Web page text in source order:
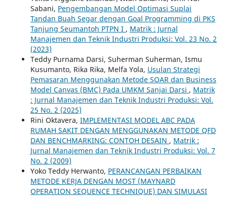
Sabani, Pengembangan Model Optimasi Suplai
Tandan Buah Segar dengan Goal Programming di PKS
Tanjung Seumantoh PTPN I , Matrik : Jurnal
Manajemen dan Teknik Industri Produksi: Vol. 23 No. 2
(2023)
Teddy Purnama Darsi, Suherman Suherman, Ismu
Kusumanto, Rika Rika, Melfa Yola, Usulan Strategi
Pemasaran Menggunakan Metode SOAR dan Business
Model Canvas (BMC) Pada UMKM Sanjai Darsi , Matrik
: Jurnal Manajemen dan Teknik Industri Produksi: Vol.
25 No. 2 (2025)
Rini Oktavera, IMPLEMENTASI MODEL ABC PADA
RUMAH SAKIT DENGAN MENGGUNAKAN METODE QFD
DAN BENCHMARKING: CONTOH DESAIN , Matrik :
Jurnal Manajemen dan Teknik Industri Produksi: Vol. 7
No. 2 (2009)
Yoko Teddy Herwanto, PERANCANGAN PERBAIKAN
METODE KERJA DENGAN MOST (MAYNARD
OPERATION SEQUENCE TECHNIQUE) DAN SIMULASI